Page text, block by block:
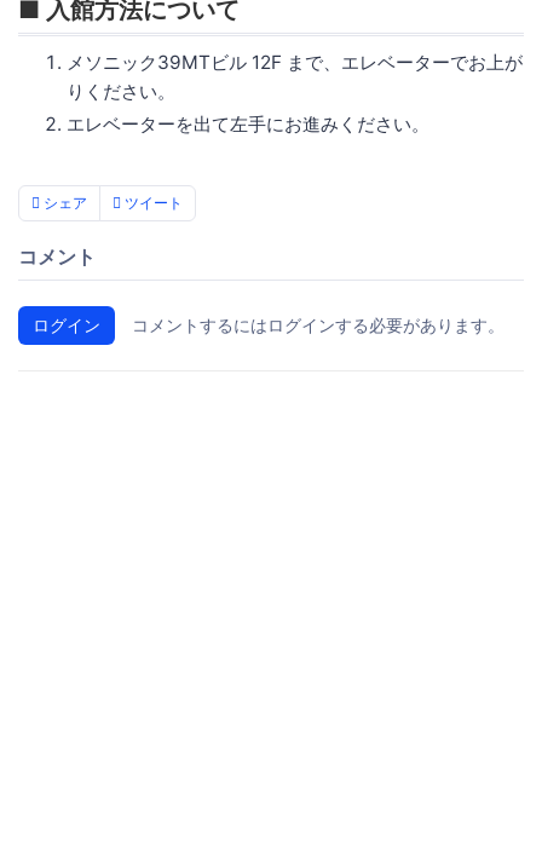
■ 入館方法について
メソニック39MTビル 12F まで、エレベーターでお上が
りください。
エレベーターを出て左手にお進みください。
シェア ツイート
コメント
ログイン コメントするにはログインする必要があります。